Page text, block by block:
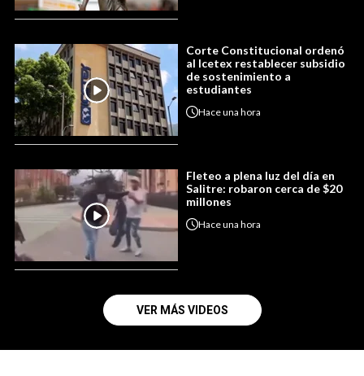
Corte Constitucional ordenó
al Icetex restablecer subsidio
de sostenimiento a
estudiantes
Haceuna hora
Fleteo a plena luz del día en
Salitre: robaron cerca de $20
millones
Haceuna hora
VER MÁS VIDEOS